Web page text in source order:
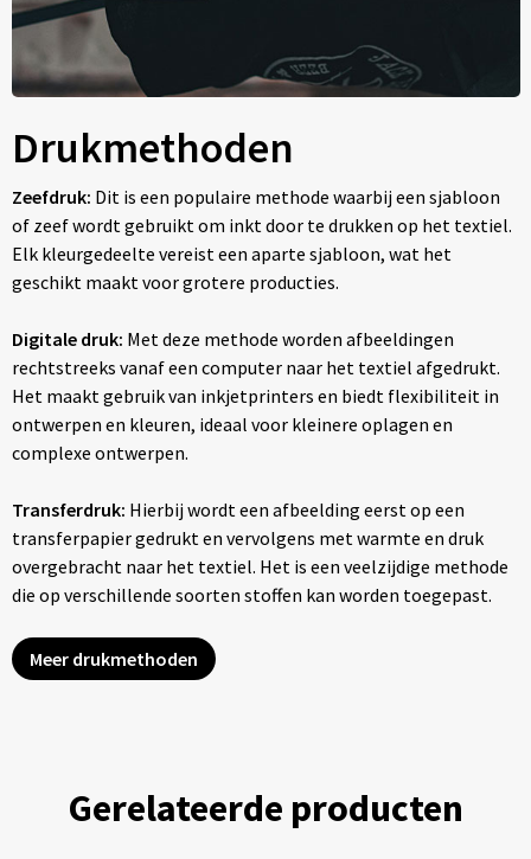
Drukmethoden
Zeefdruk: Dit is een populaire methode waarbij een sjabloon
of zeef wordt gebruikt om inkt door te drukken op het textiel.
Elk kleurgedeelte vereist een aparte sjabloon, wat het
geschikt maakt voor grotere producties.
Digitale druk: Met deze methode worden afbeeldingen
rechtstreeks vanaf een computer naar het textiel afgedrukt.
Het maakt gebruik van inkjetprinters en biedt flexibiliteit in
ontwerpen en kleuren, ideaal voor kleinere oplagen en
complexe ontwerpen.
Transferdruk: Hierbij wordt een afbeelding eerst op een
transferpapier gedrukt en vervolgens met warmte en druk
overgebracht naar het textiel. Het is een veelzijdige methode
die op verschillende soorten stoffen kan worden toegepast.
Meer drukmethoden
Gerelateerde producten